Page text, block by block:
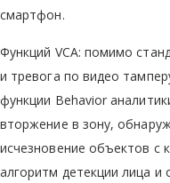
смартфон.
Функций VCA: помимо
и тревога по видео
функции Behavior
вторжение в зону,
исчезновение объектов с
алгоритм детекции лица